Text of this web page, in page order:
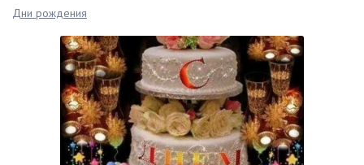
Дни рождения